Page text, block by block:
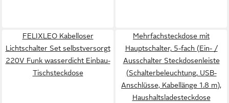
FELIXLEO Kabelloser
Lichtschalter Set selbstversorgt
220V Funk wasserdicht Einbau-
Tischsteckdose
Mehrfachsteckdose mit
Hauptschalter, 5-fach (Ein- /
Ausschalter Steckdosenleiste
(Schalterbeleuchtung, USB-
Anschlüsse, Kabellänge 1.8 m),
Haushaltsladesteckdose